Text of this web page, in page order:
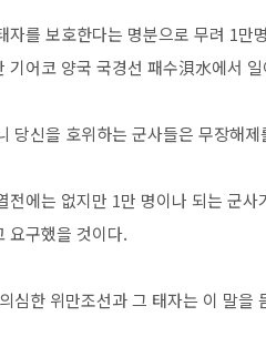
자를 보호한다는 명분으로 무려 1
기어코 양국 국경선 패수浿水에서
당신을 호위하는 군사들은 무장해
전에는 없지만 1만 명이나 되는 군
요구했을 것이다.
심한 위만조선과 그 태자는 이 말을